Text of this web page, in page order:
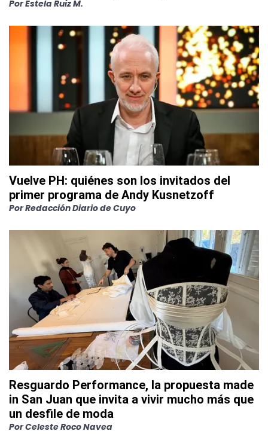
PorEstela Ruiz M.
Vuelve PH: quiénes son los invitados del
primer programa de Andy Kusnetzoff
PorRedacción Diario de Cuyo
Resguardo Performance, la propuesta made
in San Juan que invita a vivir mucho más que
un desfile de moda
PorCeleste Roco Navea